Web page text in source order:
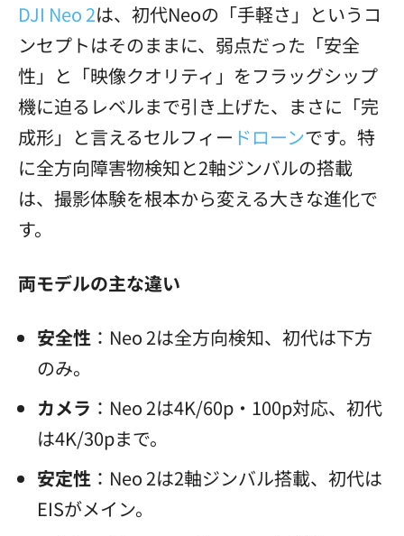
DJI Neo 2は、初代Neoの「手軽さ」というコ
ンセプトはそのままに、弱点だった「安全
性」と「映像クオリティ」をフラッグシップ
機に迫るレベルまで引き上げた、まさに「完
成形」と言えるセルフィー ドローンです。特
に全方向障害物検知と2軸ジンバルの搭載
は、撮影体験を根本から変える大きな進化で
す。
両モデルの主な違い
安全性 ：Neo 2は全方向検知、初代は下方
のみ。
カメラ ：Neo 2は4K/60p・100p対応、初代
は4K/30pまで。
安定性 ：Neo 2は2軸ジンバル搭載、初代は
EISがメイン。